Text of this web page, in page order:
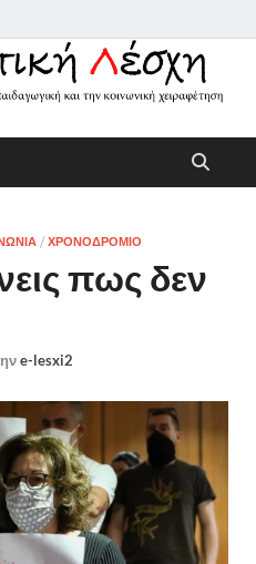
κριτική παιδαγωγική και την
κοινωνική χειραφέτηση
/ ΧΡΟΝΟΔΡΟΜΙΟ
πως δεν
e-lesxi2